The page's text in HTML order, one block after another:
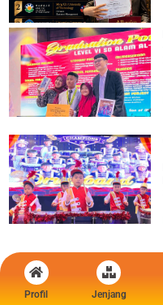
Profil Jenjang